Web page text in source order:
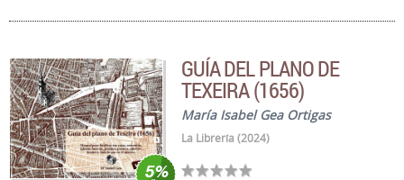
GUÍA DEL PLANO DE
TEXEIRA (1656)
María Isabel Gea Ortigas
La Librería (2024)